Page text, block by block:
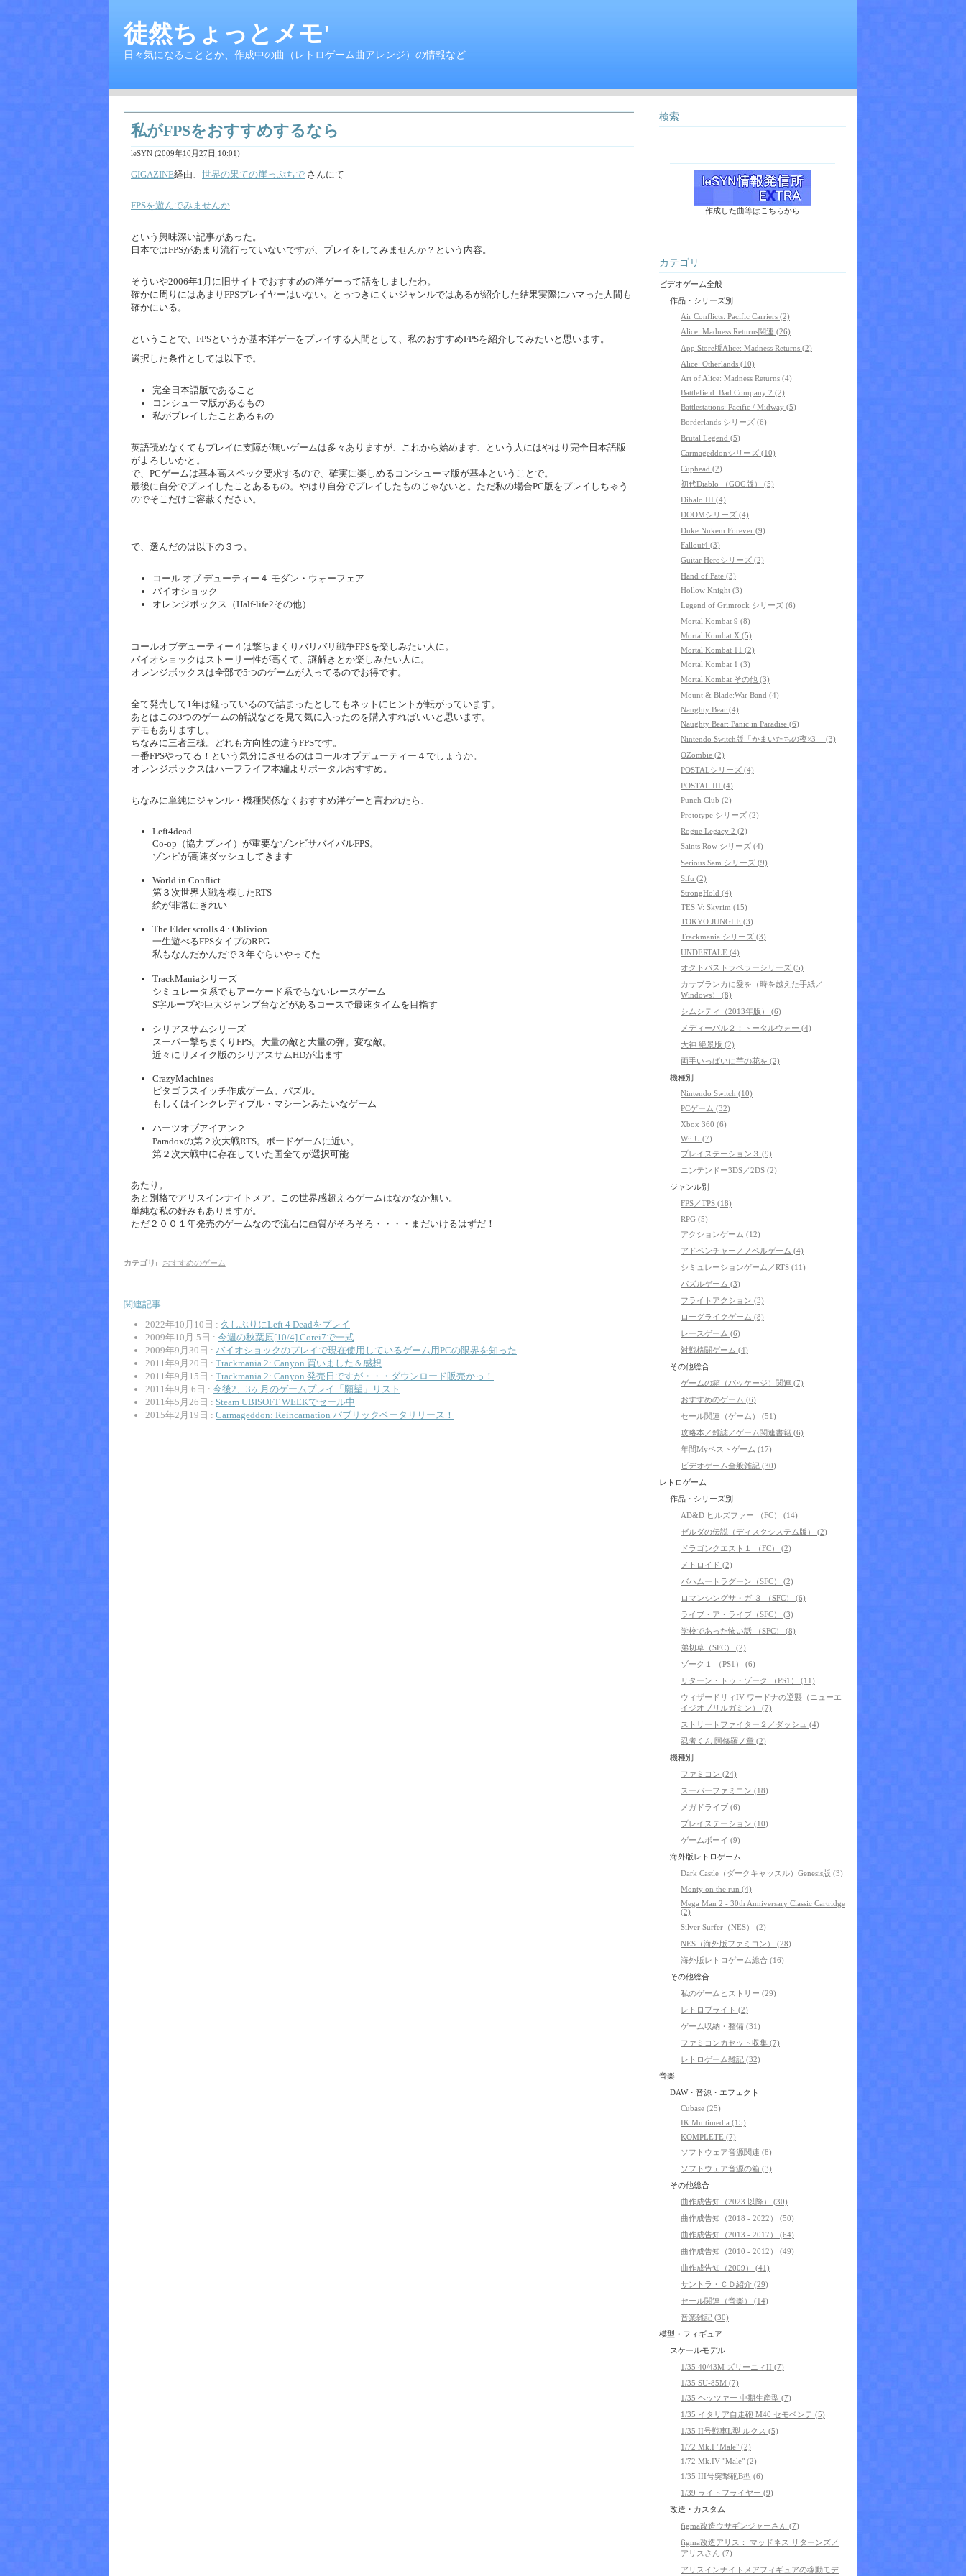
徒然ちょっとメモ'
日々気になることとか、作成中の曲（レトロゲーム曲アレンジ）の情報など
私がFPSをおすすめするなら
leSYN (2009年10月27日 10:01)
GIGAZINE経由、 世界の果ての崖っぷちで さんにて
FPSを遊んでみませんか
という興味深い記事があった。
日本ではFPSがあまり流行っていないですが、プレイをしてみませんか？という内容。
そういや2006年1月に旧サイトでおすすめの洋ゲーって話をしましたわ。
確かに周りにはあまりFPSプレイヤーはいない。とっつきにくいジャンルではあるが紹介した結果実際にハマった人間も
確かにいる。
ということで、FPSというか基本洋ゲーをプレイする人間として、私のおすすめFPSを紹介してみたいと思います。
選択した条件としては以下で。
完全日本語版であること
コンシューマ版があるもの
私がプレイしたことあるもの
英語読めなくてもプレイに支障が無いゲームは多々ありますが、これから始めます、という人にはやはり完全日本語版
がよろしいかと。
で、PCゲームは基本高スペック要求するので、確実に楽しめるコンシューマ版が基本ということで。
最後に自分でプレイしたことあるもの。やはり自分でプレイしたものじゃないと。ただ私の場合PC版をプレイしちゃう
のでそこだけご容赦ください。
で、選んだのは以下の３つ。
コール オブ デューティー４ モダン・ウォーフェア
バイオショック
オレンジボックス（Half-life2その他）
コールオブデューティー４は撃ちまくりバリバリ戦争FPSを楽しみたい人に。
バイオショックはストーリー性が高くて、謎解きとか楽しみたい人に。
オレンジボックスは全部で5つのゲームが入ってるのでお得です。
全て発売して1年は経っているので詰まったとしてもネットにヒントが転がっています。
あとはこの3つのゲームの解説などを見て気に入ったのを購入すればいいと思います。
デモもありますし。
ちなみに三者三様。どれも方向性の違うFPSです。
一番FPSやってる！という気分にさせるのはコールオブデューティー４でしょうか。
オレンジボックスはハーフライフ本編よりポータルおすすめ。
ちなみに単純にジャンル・機種関係なくおすすめ洋ゲーと言われたら、
Left4dead
Co-op（協力プレイ）が重要なゾンビサバイバルFPS。
ゾンビが高速ダッシュしてきます
World in Conflict
第３次世界大戦を模したRTS
絵が非常にきれい
The Elder scrolls 4 : Oblivion
一生遊べるFPSタイプのRPG
私もなんだかんだで３年ぐらいやってた
TrackManiaシリーズ
シミュレータ系でもアーケード系でもないレースゲーム
S字ループや巨大ジャンプ台などがあるコースで最速タイムを目指す
シリアスサムシリーズ
スーパー撃ちまくりFPS。大量の敵と大量の弾。変な敵。
近々にリメイク版のシリアスサムHDが出ます
CrazyMachines
ピタゴラスイッチ作成ゲーム。パズル。
もしくはインクレディブル・マシーンみたいなゲーム
ハーツオブアイアン２
Paradoxの第２次大戦RTS。ボードゲームに近い。
第２次大戦中に存在していた国全てが選択可能
あたり。
あと別格でアリスインナイトメア。この世界感超えるゲームはなかなか無い。
単純な私の好みもありますが。
ただ２００１年発売のゲームなので流石に画質がそろそろ・・・・まだいけるはずだ！
カテゴリ : おすすめのゲーム
関連記事
2022年10月10日 : 久しぶりにLeft 4 Deadをプレイ
2009年10月 5日 : 今週の秋葉原[10/4] Corei7で一式
2009年9月30日 : バイオショックのプレイで現在使用しているゲーム用PCの限界を知った
2011年9月20日 : Trackmania 2: Canyon 買いました＆感想
2011年9月15日 : Trackmania 2: Canyon 発売日ですが・・・ダウンロード販売かっ！
2011年9月 6日 : 今後2、3ヶ月のゲームプレイ「願望」リスト
2011年5月26日 : Steam UBISOFT WEEKでセール中
2015年2月19日 : Carmageddon: Reincarnation パブリックベータリリース！
検索
作成した曲等はこちらから
カテゴリ
ビデオゲーム全般
作品・シリーズ別
Air Conflicts: Pacific Carriers (2)
Alice: Madness Returns関連 (26)
App Store版Alice: Madness Returns (2)
Alice: Otherlands (10)
Art of Alice: Madness Returns (4)
Battlefield: Bad Company 2 (2)
Battlestations: Pacific / Midway (5)
Borderlands シリーズ (6)
Brutal Legend (5)
Carmageddonシリーズ (10)
Cuphead (2)
初代Diablo （GOG版） (5)
Dibalo III (4)
DOOMシリーズ (4)
Duke Nukem Forever (9)
Fallout4 (3)
Guitar Heroシリーズ (2)
Hand of Fate (3)
Hollow Knight (3)
Legend of Grimrock シリーズ (6)
Mortal Kombat 9 (8)
Mortal Kombat X (5)
Mortal Kombat 11 (2)
Mortal Kombat 1 (3)
Mortal Kombat その他 (3)
Mount & Blade:War Band (4)
Naughty Bear (4)
Naughty Bear: Panic in Paradise (6)
Nintendo Switch版「かまいたちの夜×3」 (3)
OZombie (2)
POSTALシリーズ (4)
POSTAL III (4)
Punch Club (2)
Prototype シリーズ (2)
Rogue Legacy 2 (2)
Saints Row シリーズ (4)
Serious Sam シリーズ (9)
Sifu (2)
StrongHold (4)
TES V: Skyrim (15)
TOKYO JUNGLE (3)
Trackmania シリーズ (3)
UNDERTALE (4)
オクトパストラベラーシリーズ (5)
カサブランカに愛を（時を越えた手紙／
Windows） (8)
シムシティ（2013年版） (6)
メディーバル２：トータルウォー (4)
大神 絶景版 (2)
両手いっぱいに芋の花を (2)
機種別
Nintendo Switch (10)
PCゲーム (32)
Xbox 360 (6)
Wii U (7)
プレイステーション３ (9)
ニンテンドー3DS／2DS (2)
ジャンル別
FPS／TPS (18)
RPG (5)
アクションゲーム (12)
アドベンチャー／ノベルゲーム (4)
シミュレーションゲーム／RTS (11)
パズルゲーム (3)
フライトアクション (3)
ローグライクゲーム (8)
レースゲーム (6)
対戦格闘ゲーム (4)
その他総合
ゲームの箱（パッケージ）関連 (7)
おすすめのゲーム (6)
セール関連（ゲーム） (51)
攻略本／雑誌／ゲーム関連書籍 (6)
年間Myベストゲーム (17)
ビデオゲーム全般雑記 (30)
レトロゲーム
作品・シリーズ別
AD&D ヒルズファー （FC） (14)
ゼルダの伝説（ディスクシステム版） (2)
ドラゴンクエスト１ （FC） (2)
メトロイド (2)
バハムートラグーン（SFC） (2)
ロマンシングサ・ガ ３ （SFC） (6)
ライブ・ア・ライブ（SFC） (3)
学校であった怖い話 （SFC） (8)
弟切草（SFC） (2)
ゾーク１ （PS1） (6)
リターン・トゥ・ゾーク （PS1） (11)
ウィザードリィIV ワードナの逆襲（ニューエ
イジオブリルガミン） (7)
ストリートファイター２／ダッシュ (4)
忍者くん 阿修羅ノ章 (2)
機種別
ファミコン (24)
スーパーファミコン (18)
メガドライブ (6)
プレイステーション (10)
ゲームボーイ (9)
海外版レトロゲーム
Dark Castle（ダークキャッスル）Genesis版 (3)
Monty on the run (4)
Mega Man 2 - 30th Anniversary Classic Cartridge
(2)
Silver Surfer（NES） (2)
NES（海外版ファミコン） (28)
海外版レトロゲーム総合 (16)
その他総合
私のゲームヒストリー (29)
レトロブライト (2)
ゲーム収納・整備 (31)
ファミコンカセット収集 (7)
レトロゲーム雑記 (32)
音楽
DAW・音源・エフェクト
Cubase (25)
IK Multimedia (15)
KOMPLETE (7)
ソフトウェア音源関連 (8)
ソフトウェア音源の箱 (3)
その他総合
曲作成告知（2023 以降） (30)
曲作成告知（2018 - 2022） (50)
曲作成告知（2013 - 2017） (64)
曲作成告知（2010 - 2012） (49)
曲作成告知（2009） (41)
サントラ・ＣＤ紹介 (29)
セール関連（音楽） (14)
音楽雑記 (30)
模型・フィギュア
スケールモデル
1/35 40/43M ズリーニィII (7)
1/35 SU-85M (7)
1/35 ヘッツァー 中期生産型 (7)
1/35 イタリア自走砲 M40 セモベンテ (5)
1/35 II号戦車L型 ルクス (5)
1/72 Mk.I "Male" (2)
1/72 Mk.IV "Male" (2)
1/35 III号突撃砲B型 (6)
1/39 ライトフライヤー (9)
改造・カスタム
figma改造ウサギンジャーさん (7)
figma改造アリス： マッドネス リターンズ／
アリスさん (7)
アリスインナイトメアフィギュアの稼動モデ